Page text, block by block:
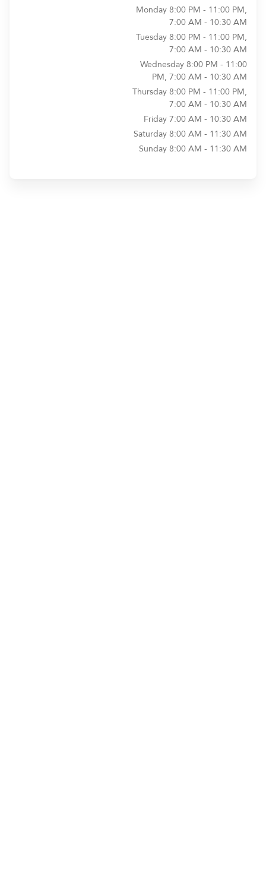
Monday8:00 PM - 11:00 PM,
7:00 AM - 10:30 AM
Tuesday8:00 PM - 11:00 PM,
7:00 AM - 10:30 AM
Wednesday8:00 PM - 11:00
PM, 7:00 AM - 10:30 AM
Thursday8:00 PM - 11:00 PM,
7:00 AM - 10:30 AM
Friday7:00 AM - 10:30 AM
Saturday8:00 AM - 11:30 AM
Sunday8:00 AM - 11:30 AM